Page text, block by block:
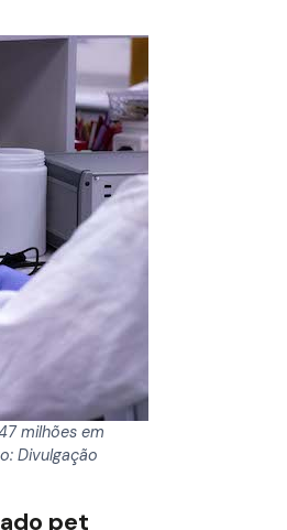
milhões em
Divulgação
pet